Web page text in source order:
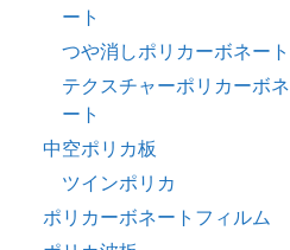
ート
つや消しポリカーボネート
テクスチャーポリカーボネ
ート
中空ポリカ板
ツインポリカ
ポリカーボネートフィルム